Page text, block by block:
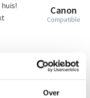
Over
Canon
Compatible